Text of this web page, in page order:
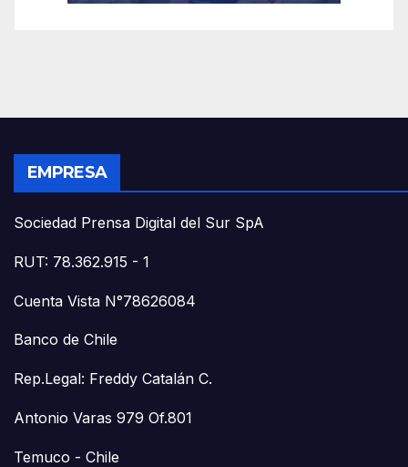
EMPRESA
Sociedad Prensa Digital del Sur SpA
RUT: 78.362.915 - 1
Cuenta Vista N°78626084
Banco de Chile
Rep.Legal: Freddy Catalán C.
Antonio Varas 979 Of.801
Temuco - Chile